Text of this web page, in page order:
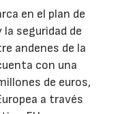
en el plan de
seguridad de
andenes de la
con una
de euros,
a través